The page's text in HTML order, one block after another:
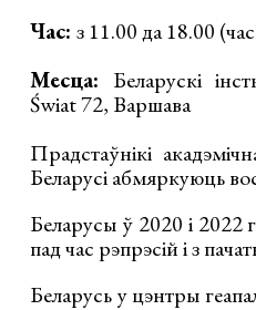
Час: з 11.00 да 18.00
Месца: Беларускі
Świat 72, Варшава
Прадстаўнікі
Беларусі абмяркуюць
Беларусы ў 2020 і 2022
пад час рэпрэсій і з
Беларусь у цэнтры